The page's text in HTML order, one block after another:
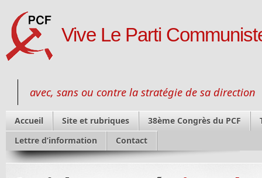
Vive Le Parti
avec, sans ou contre la stratégie de sa direction
Accueil Site et rubriques 38ème Congrès du PCF
Lettre d’information
Contact